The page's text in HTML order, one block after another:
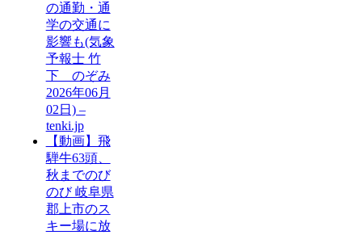
の通勤・通
学の交通に
影響も(気象
予報士 竹
下 のぞみ
2026年06月
02日) –
tenki.jp
【動画】飛
騨牛63頭、
秋までのび
のび 岐阜県
郡上市のス
キー場に放